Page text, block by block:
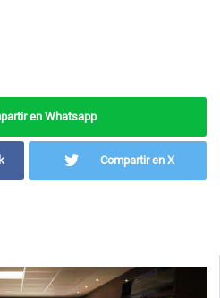
en Whatsapp
Compartir en X